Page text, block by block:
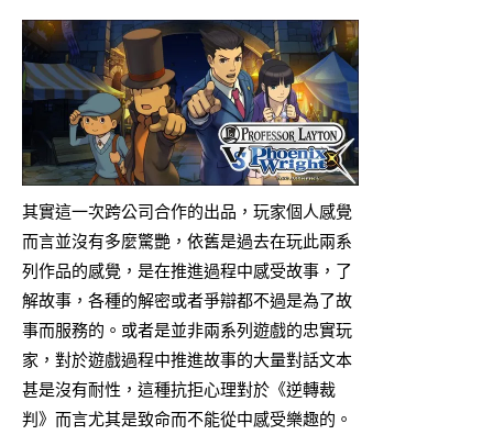
其實這一次跨公司合作的出品，玩家個人感覺
而言並沒有多麼驚艷，依舊是過去在玩此兩系
列作品的感覺，是在推進過程中感受故事，了
解故事，各種的解密或者爭辯都不過是為了故
事而服務的。或者是並非兩系列遊戲的忠實玩
家，對於遊戲過程中推進故事的大量對話文本
甚是沒有耐性，這種抗拒心理對於《逆轉裁
判》而言尤其是致命而不能從中感受樂趣的。